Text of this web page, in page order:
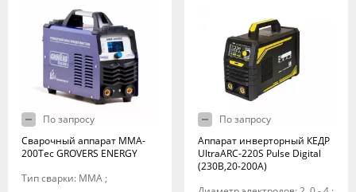
По запросу
Сварочный аппарат MMA-
200Tec GROVERS ENERGY
Тип сварки: MMA ;
По запросу
Аппарат инверторный КЕДР
UltraARC-220S Pulse Digital
(230В,20-200А)